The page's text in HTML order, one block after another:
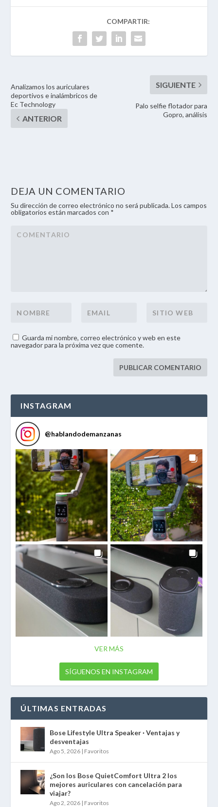
Analizamos los auriculares
deportivos e inalámbricos de
Ec Technology
Palo selfie flotador para
Gopro, análisis
DEJA UN COMENTARIO
Su dirección de correo electrónico no será publicada. Los campos
obligatorios están marcados con *
Guarda mi nombre, correo electrónico y web en este
navegador para la próxima vez que comente.
INSTAGRAM
@hablandodemanzanas
VER MÁS
SÍGUENOS EN INSTAGRAM
ÚLTIMAS ENTRADAS
Bose Lifestyle Ultra Speaker · Ventajas y
desventajas
Ago 5, 2026 | Favoritos
¿Son los Bose QuietComfort Ultra 2 los
mejores auriculares con cancelación para
viajar?
Ago 2, 2026 | Favoritos